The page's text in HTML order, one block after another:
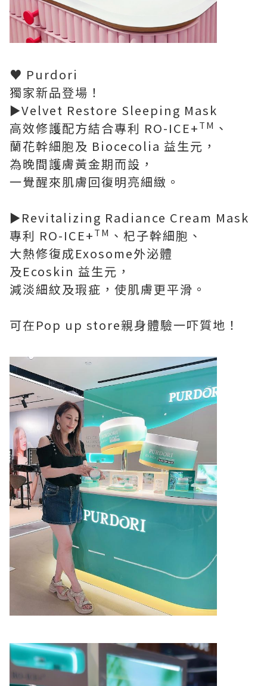
♥ Purdori
獨家新品登場！
►Velvet Restore Sleeping Mask
高效修護配方結合專利 RO-ICE+TM 、
蘭花幹細胞及 Biocecolia 益生元，
為晚間護膚黃金期而設，
一覺醒來肌膚回復明亮細緻。
►Revitalizing Radiance Cream Mask
專利 RO-ICE+TM 、杞子幹細胞、
大熱修復成Exosome外泌體
及Ecoskin 益生元，
減淡細紋及瑕疵，使肌膚更平滑。
可在Pop up store親身體驗一吓質地！